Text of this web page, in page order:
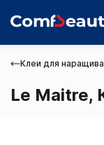
Клеи для
Le Maitre,